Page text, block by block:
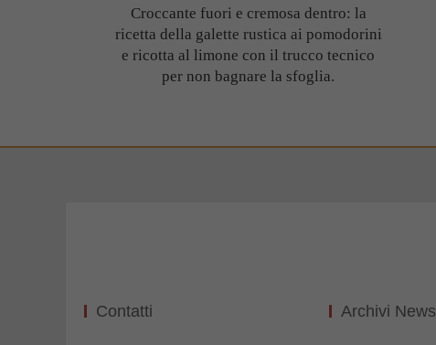
Croccante fuori e cremosa dentro: la
ricetta della galette rustica ai pomodorini
e ricotta al limone con il trucco tecnico
per non bagnare la sfoglia.
Contatti Archivi News